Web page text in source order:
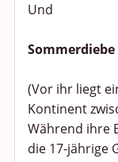
Und
(Vor ihr liegt
Kontinent
Während ihre
die 17-jährige